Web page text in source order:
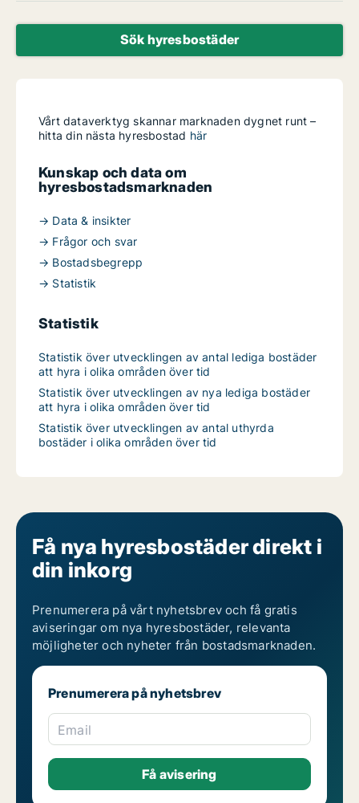
Sök hyresbostäder
Vårt dataverktyg skannar marknaden dygnet runt –
hitta din nästa hyresbostad här
Kunskap och data om
hyresbostadsmarknaden
→ Data & insikter
→ Frågor och svar
→ Bostadsbegrepp
→ Statistik
Statistik
Statistik över utvecklingen av antal lediga bostäder
att hyra i olika områden över tid
Statistik över utvecklingen av nya lediga bostäder
att hyra i olika områden över tid
Statistik över utvecklingen av antal uthyrda
bostäder i olika områden över tid
Få nya hyresbostäder direkt i
din inkorg
Prenumerera på vårt nyhetsbrev och få gratis
aviseringar om nya hyresbostäder, relevanta
möjligheter och nyheter från bostadsmarknaden.
Prenumerera på nyhetsbrev
Email